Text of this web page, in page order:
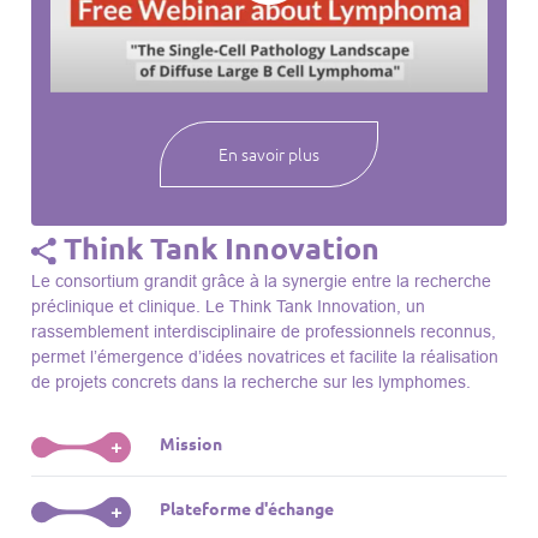
webinaires à venir, des séances précédentes et joignez-vous
notre compréhension des lymphomes et des maladies
En savoir plus
Think Tank Innovation
Le consortium grandit grâce à la synergie entre la recherche
préclinique et clinique. Le Think Tank Innovation, un
rassemblement interdisciplinaire de professionnels reconnus,
permet l’émergence d’idées novatrices et facilite la réalisation
de projets concrets dans la recherche sur les lymphomes.
+ Mission
Le Think Tank initie des projets, façonne des initiatives de
R&D, identifie des porteurs et promeut l’unité parmi les
+ Plateforme d'échange